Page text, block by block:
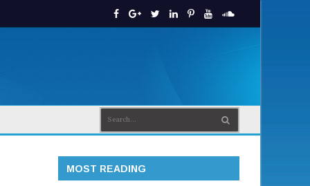
MOST READING